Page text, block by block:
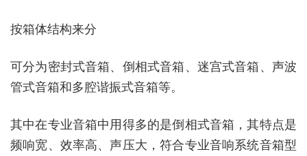
按箱体结构来分
可分为密封式音箱、倒相式音箱、迷宫式音箱、声波
管式音箱和多腔谐振式音箱等。
其中在专业音箱中用得多的是倒相式音箱，其特点是
频响宽、效率高、声压大，符合专业音响系统音箱型